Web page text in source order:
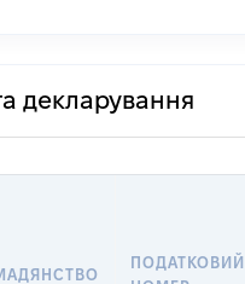
декларування
ПОДАТКОВИЙ